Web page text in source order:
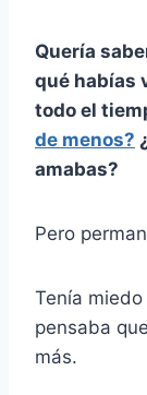
Quería
qué habías
todo el
de menos?
amabas?
Pero
Tenía
pensaba
más.